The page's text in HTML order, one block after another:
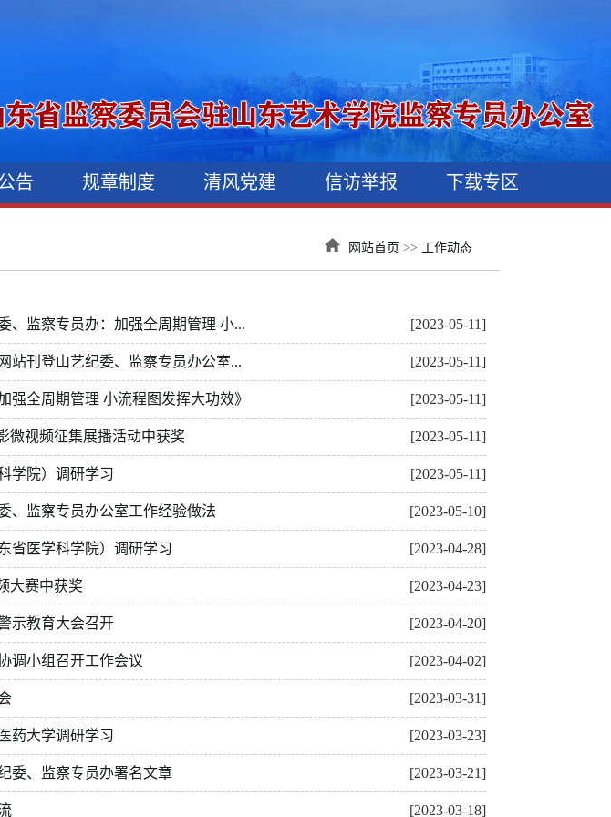
告 规章制度 清风党建 信访举报 下载专区
网站首页 >> 工作动态
[2023-05-11]
、监察专员办：加强全周期管理 小...
[2023-05-11]
站刊登山艺纪委、监察专员办公室...
[2023-05-11]
强全周期管理 小流程图发挥大功效》
[2023-05-11]
微视频征集展播活动中获奖
[2023-05-11]
学院）调研学习
[2023-05-10]
、监察专员办公室工作经验做法
[2023-04-28]
省医学科学院）调研学习
[2023-04-23]
大赛中获奖
[2023-04-20]
示教育大会召开
[2023-04-02]
调小组召开工作会议
[2023-03-31]
[2023-03-23]
药大学调研学习
[2023-03-21]
委、监察专员办署名文章
[2023-03-18]